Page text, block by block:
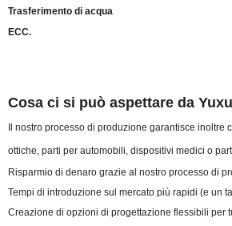
Trasferimento di acqua
ECC.
Cosa ci si può aspettare da
Il nostro processo di produzione garantisce
ottiche, parti per automobili, dispositivi medici o
Risparmio di denaro grazie al nostro processo di
Tempi di introduzione sul mercato più rapidi (e un
Creazione di opzioni di progettazione flessibili per